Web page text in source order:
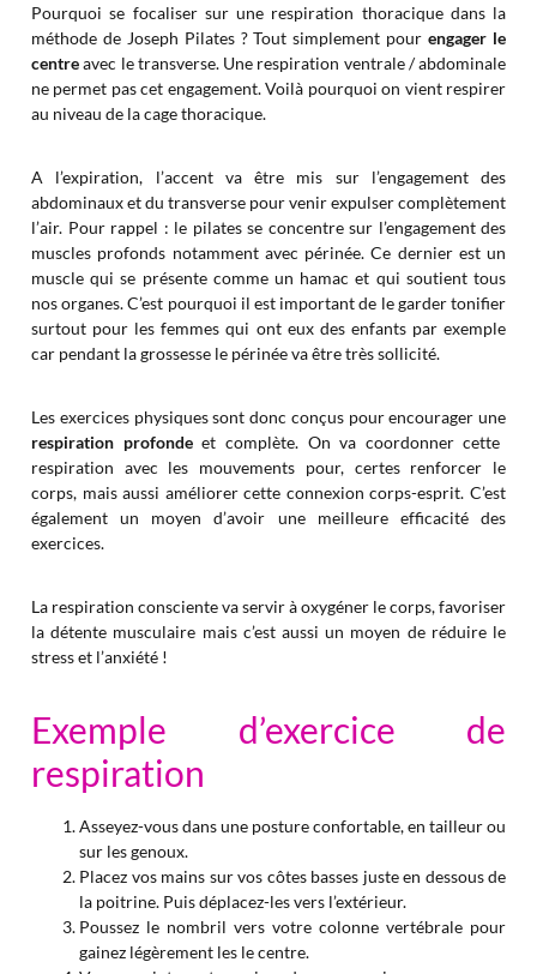
Pourquoi se focaliser sur une respiration thoracique dans la
méthode de Joseph Pilates ? Tout simplement pourengager le
centreavec le transverse. Une respiration ventrale / abdominale
ne permet pas cet engagement. Voilà pourquoi on vient respirer
au niveau de la cage thoracique.
A l’expiration, l’accent va être mis sur l’engagement des
abdominaux et du transverse pour venir expulser complètement
l’air. Pour rappel : le pilates se concentre sur l’engagement des
muscles profonds notamment avec périnée. Ce dernier est un
muscle qui se présente comme un hamac et qui soutient tous
nos organes. C’est pourquoi il est important de le garder tonifier
surtout pour les femmes qui ont eux des enfants par exemple
car pendant la grossesse le périnée va être très sollicité.
Les exercices physiques sont donc conçus pour encourager une
respiration profondeet complète. On va coordonner cette
respiration avec les mouvements pour, certes renforcer le
corps, mais aussi améliorer cette connexion corps-esprit. C’est
également un moyen d’avoir une meilleure efficacité des
exercices.
La respiration consciente va servir à oxygéner le corps, favoriser
la détente musculaire mais c’est aussi un moyen de réduire le
stress et l’anxiété !
Exemple d’exercice de
respiration
Asseyez-vous dans une posture confortable, en tailleur ou
sur les genoux.
Placez vos mains sur vos côtes basses juste en dessous de
la poitrine. Puis déplacez-les vers l’extérieur.
Poussez le nombril vers votre colonne vertébrale pour
gainez légèrement les le centre.